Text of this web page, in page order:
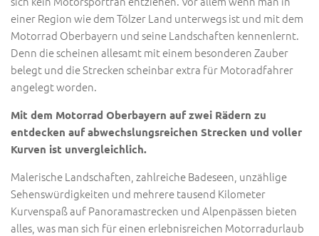
einer Region wie dem Tölzer Land unterwegs ist und mit dem
Motorrad Oberbayern und seine Landschaften kennenlernt.
Denn die scheinen allesamt mit einem besonderen Zauber
belegt und die Strecken scheinbar extra für Motoradfahrer
angelegt worden.
Mit dem Motorrad Oberbayern auf zwei Rädern zu
entdecken auf abwechslungsreichen Strecken und voller
Kurven ist unvergleichlich.
Malerische Landschaften, zahlreiche Badeseen, unzählige
Sehenswürdigkeiten und mehrere tausend Kilometer
Kurvenspaß auf Panoramastrecken und Alpenpässen bieten
alles, was man sich für einen erlebnisreichen Motorradurlaub